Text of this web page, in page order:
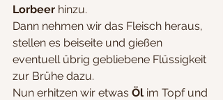
Lorbeer hinzu.
Dann nehmen wir das Fleisch heraus,
stellen es beiseite und gießen
eventuell übrig gebliebene Flüssigkeit
zur Brühe dazu.
Nun erhitzen wir etwas Öl im Topf und